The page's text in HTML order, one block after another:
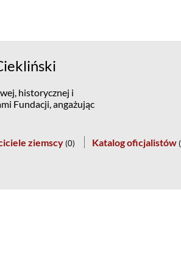
historycznej i
Fundacji, angażując
ziemscy (0) Katalog oficjalistów (